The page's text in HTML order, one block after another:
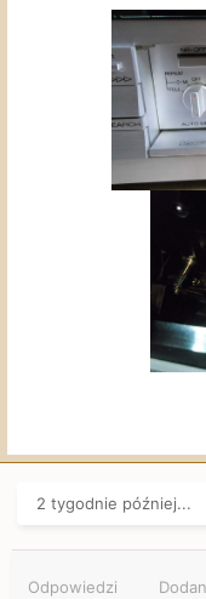
2 tygodnie później...
Odpowiedzi